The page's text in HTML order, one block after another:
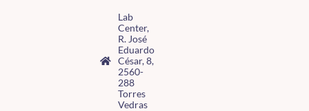
Lab
Center,
R. José
Eduardo
César, 8,
2560-
288
Torres
Vedras